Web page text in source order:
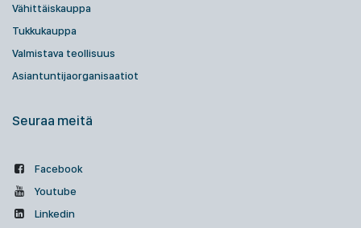
Vähittäiskauppa
Tukkukauppa
Valmistava teollisuus
Asiantuntijaorganisaatiot
Seuraa meitä
Facebook
Youtube
Linkedin